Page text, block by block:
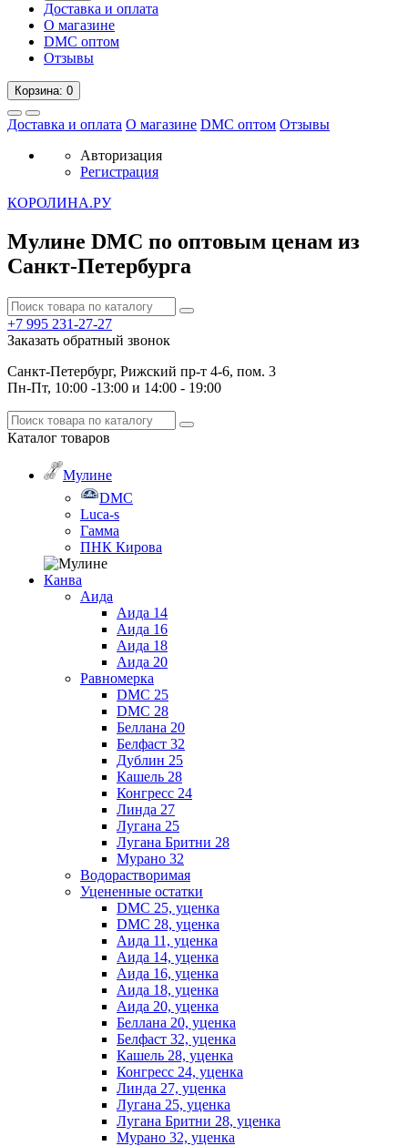
Доставка и оплата
О магазине
DMC оптом
Отзывы
Корзина: 0
Доставка и оплата О магазине DMC оптом Отзывы
Авторизация
Регистрация
КОРОЛИНА.РУ
Мулине DMC по оптовым ценам из
Санкт-Петербурга
+7 995 231-27-27
Заказать обратный звонок
Санкт-Петербург, Рижский пр-т 4-6, пом. 3
Пн-Пт, 10:00 -13:00 и 14:00 - 19:00
Каталог товаров
Мулине
DMC
Luca-s
Гамма
ПНК Кирова
Канва
Аида
Аида 14
Аида 16
Аида 18
Аида 20
Равномерка
DMC 25
DMC 28
Беллана 20
Белфаст 32
Дублин 25
Кашель 28
Конгресс 24
Линда 27
Лугана 25
Лугана Бритни 28
Мурано 32
Водорастворимая
Уцененные остатки
DMC 25, уценка
DMC 28, уценка
Аида 11, уценка
Аида 14, уценка
Аида 16, уценка
Аида 18, уценка
Аида 20, уценка
Беллана 20, уценка
Белфаст 32, уценка
Кашель 28, уценка
Конгресс 24, уценка
Линда 27, уценка
Лугана 25, уценка
Лугана Бритни 28, уценка
Мурано 32, уценка